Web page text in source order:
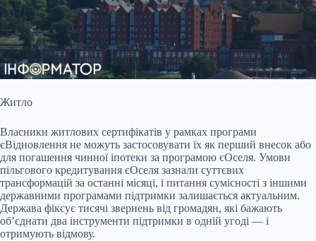
Житло
Власники житлових сертифікатів у рамках програми
єВідновлення не можуть застосовувати їх як перший внесок або
для погашення чинної іпотеки за програмою єОселя. Умови
пільгового кредитування єОселя зазнали суттєвих
трансформацій за останні місяці, і питання сумісності з іншими
державними програмами підтримки залишається актуальним.
Держава фіксує тисячі звернень від громадян, які бажають
об’єднати два інструменти підтримки в одній угоді — і
отримують відмову.